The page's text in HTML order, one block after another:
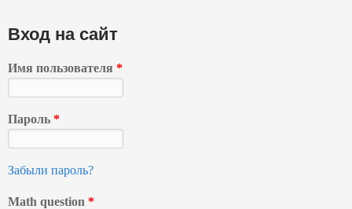
Вход на сайт
Имя пользователя *
Пароль *
Забыли пароль?
Math question *